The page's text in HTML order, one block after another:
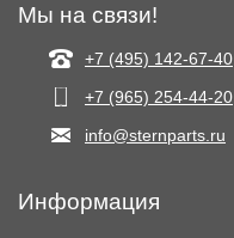
Мы на связи!
+7 (495) 142-67-40
+7 (965) 254-44-20
info@sternparts.ru
Информация